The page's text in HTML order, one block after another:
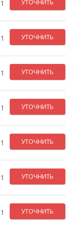
1
1 УТОЧНИТЬ
1 УТОЧНИТЬ
1 УТОЧНИТЬ
1 УТОЧНИТЬ
1 УТОЧНИТЬ
1 УТОЧНИТЬ